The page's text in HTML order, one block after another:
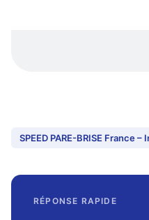
SPEED PARE-BRISE France
RÉPONSE RAPIDE